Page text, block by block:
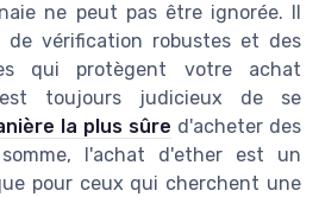
ne peut pas être ignorée. Il
de vérification robustes et des
qui protègent votre achat
toujours judicieux de se
la plus sûre d'acheter des
somme, l'achat d'ether est un
pour ceux qui cherchent une